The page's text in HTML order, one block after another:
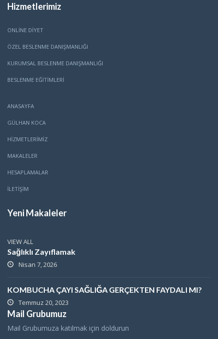
Hizmetlerimiz
ONLINE DIYET
ÖZEL BESLENME DANIŞMANLIĞI
KURUMSAL BESLENME DANIŞMANLIĞI
BESLENME EĞITIMLERI
ANASAYFA
GÜLHAN KOCA
HİZMETLERİMİZ
MAKALELER
HESAPLAMALAR
İLETİŞİM
Yeni Makaleler
VIEW ALL
Sağlıklı Zayıflamak
Nisan 7, 2026
KOMBUCHA ÇAYI SAĞLIĞA GERÇEKTEN FAYDALI MI?
Temmuz 20, 2023
Mail Grubumuz
Mail Grubumuza katılmak için doldurun